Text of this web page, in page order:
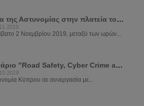
Ημέρα της Αστυνομίας στην πλατεία του μεσαιωνικού κάστρου
2 Νοεμβρίου 2019, μεταξύ των ωρών...
Σεμινάριο "Road Safety, Cyber Crime and Crime Prevention"
Κύπρου σε συνεργασία με...